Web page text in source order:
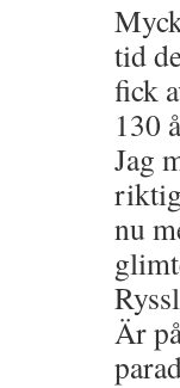
tid
fick
130
Jag
nu
Är